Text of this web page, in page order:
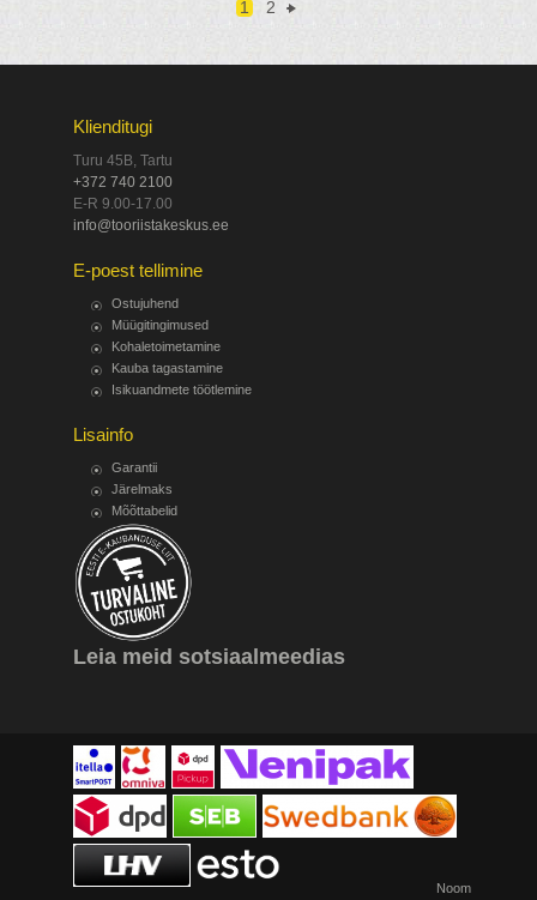
1 2
Klienditugi
Turu 45B, Tartu
+372 740 2100
E-R 9.00-17.00
info@tooriistakeskus.ee
E-poest tellimine
Ostujuhend
Müügitingimused
Kohaletoimetamine
Kauba tagastamine
Isikuandmete töötlemine
Lisainfo
Garantii
Järelmaks
Mõõttabelid
Leia meid sotsiaalmeedias
Noom